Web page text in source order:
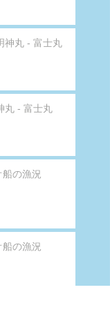
神丸 - 富士丸
丸 - 富士丸
船の漁況
船の漁況